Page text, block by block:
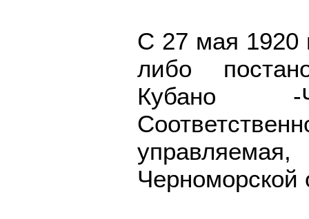
С 27 мая 1920
либо
Кубано -
Черноморской